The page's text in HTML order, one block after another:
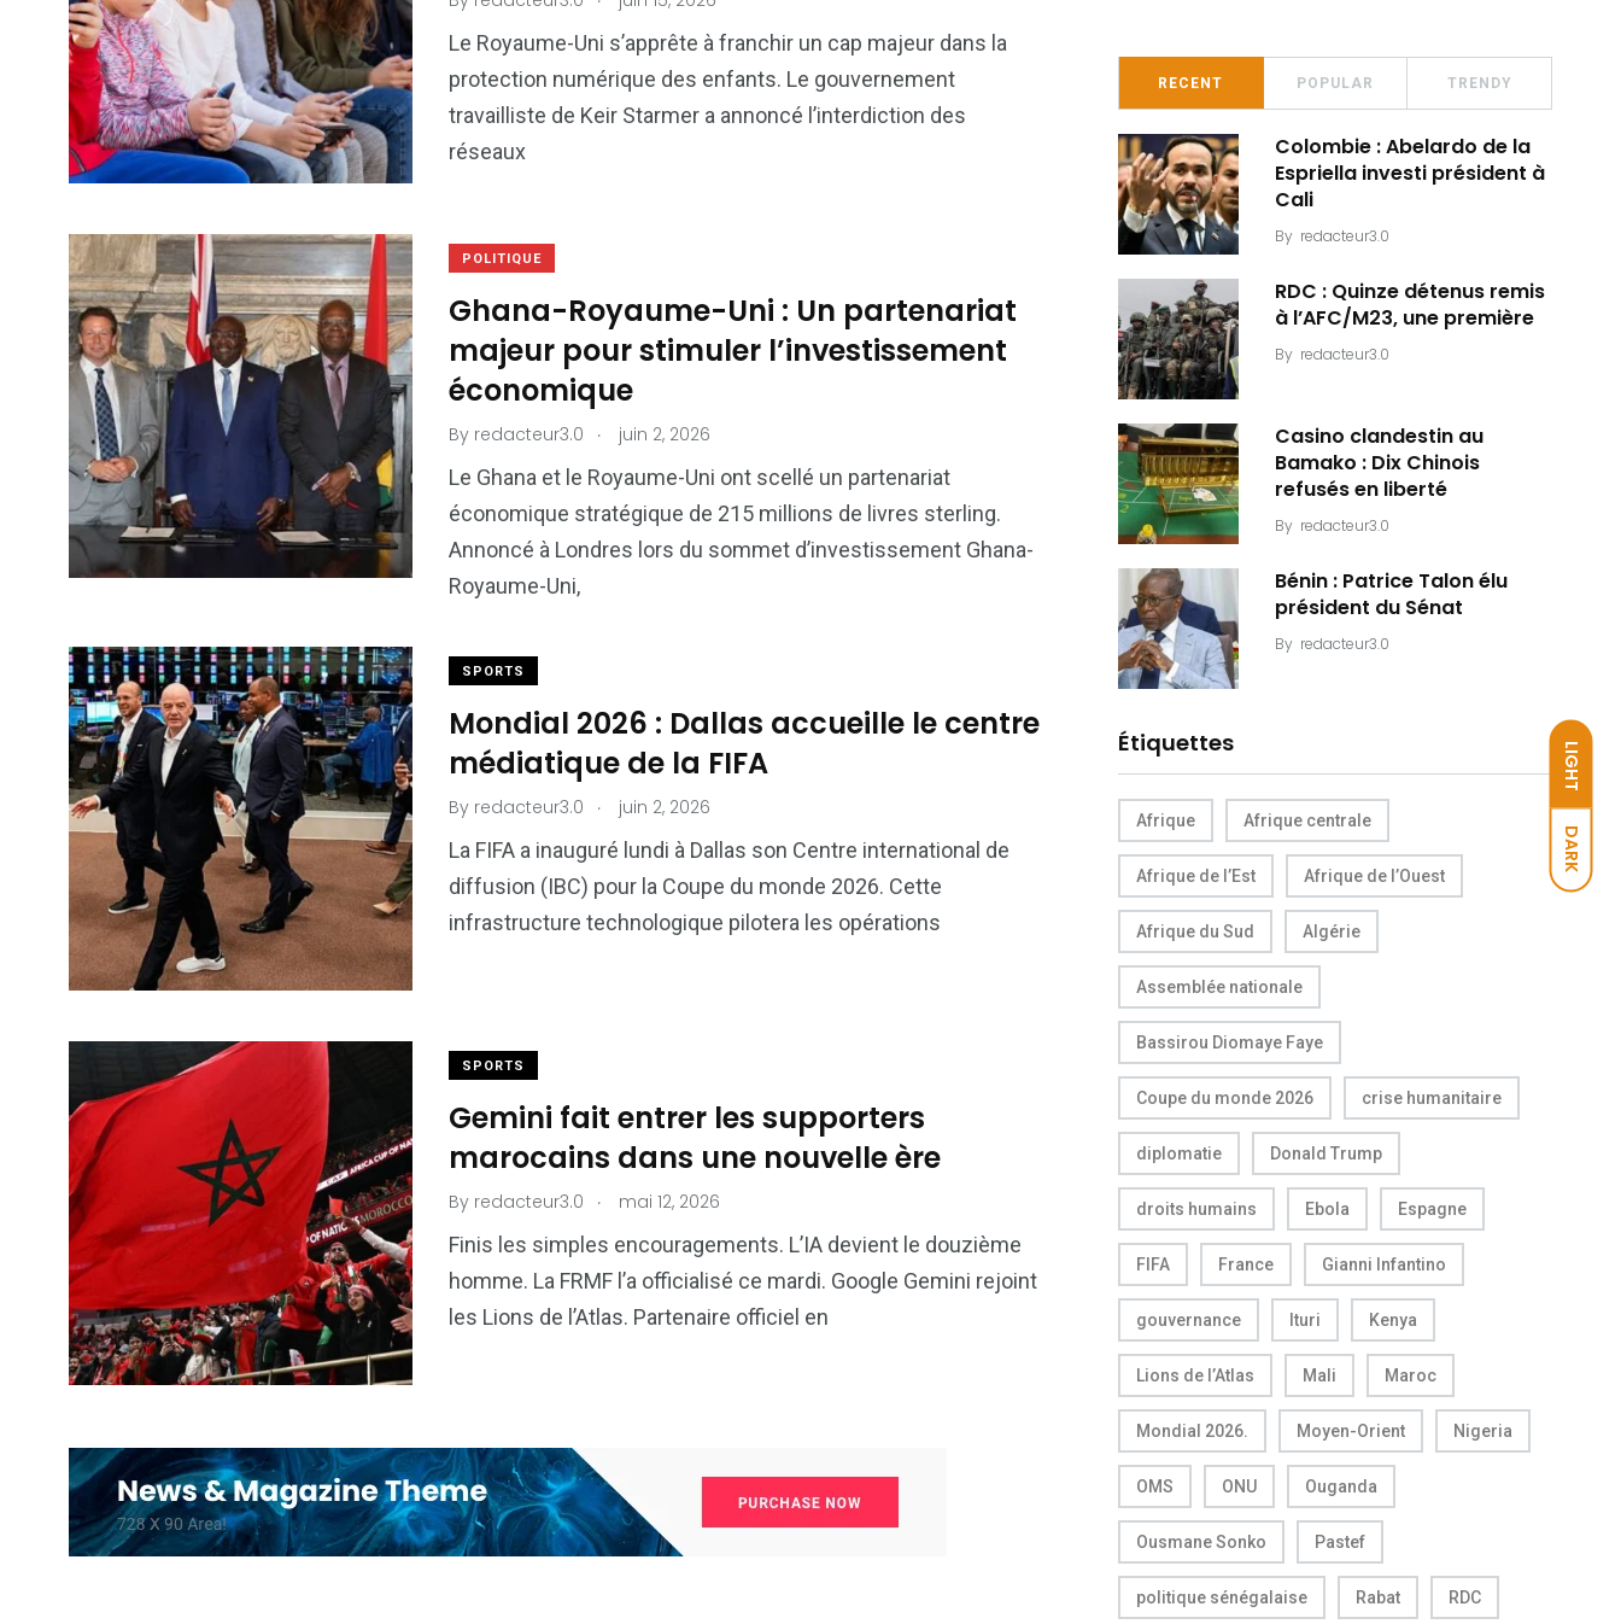
LIGHT
DARK
Le Royaume-Uni s’apprête à franchir un cap majeur dans la
protection numérique des enfants. Le gouvernement
travailliste de Keir Starmer a annoncé l’interdiction des
réseaux
POLITIQUE
Ghana-Royaume-Uni : Un partenariat
majeur pour stimuler l’investissement
économique
By redacteur3.0 . juin 2, 2026
Le Ghana et le Royaume-Uni ont scellé un partenariat
économique stratégique de 215 millions de livres sterling.
Annoncé à Londres lors du sommet d’investissement Ghana-
Royaume-Uni,
SPORTS
Mondial 2026 : Dallas accueille le centre
médiatique de la FIFA
By redacteur3.0 . juin 2, 2026
La FIFA a inauguré lundi à Dallas son Centre international de
diffusion (IBC) pour la Coupe du monde 2026. Cette
infrastructure technologique pilotera les opérations
SPORTS
Gemini fait entrer les supporters
marocains dans une nouvelle ère
By redacteur3.0 . mai 12, 2026
Finis les simples encouragements. L’IA devient le douzième
homme. La FRMF l’a officialisé ce mardi. Google Gemini rejoint
les Lions de l’Atlas. Partenaire officiel en
RECENT POPULAR TRENDY
Colombie : Abelardo de la
Espriella investi président à
Cali
By redacteur3.0
RDC : Quinze détenus remis
à l’AFC/M23, une première
By redacteur3.0
Casino clandestin au
Bamako : Dix Chinois
refusés en liberté
By redacteur3.0
Bénin : Patrice Talon élu
président du Sénat
By redacteur3.0
Étiquettes
Afrique Afrique centrale
Afrique de l’Est Afrique de l’Ouest
Afrique du Sud Algérie
Assemblée nationale
Bassirou Diomaye Faye
Coupe du monde 2026 crise humanitaire
diplomatie Donald Trump
droits humains Ebola Espagne
FIFA France Gianni Infantino
gouvernance Ituri Kenya
Lions de l’Atlas Mali Maroc
Mondial 2026. Moyen-Orient Nigeria
OMS ONU Ouganda
Ousmane Sonko Pastef
politique sénégalaise Rabat RDC